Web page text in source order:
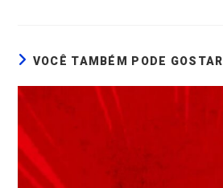
VOCÊ TAMBÉM PODE GOSTAR